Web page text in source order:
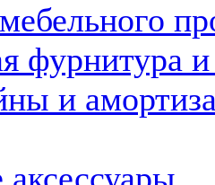
фурнитура
и